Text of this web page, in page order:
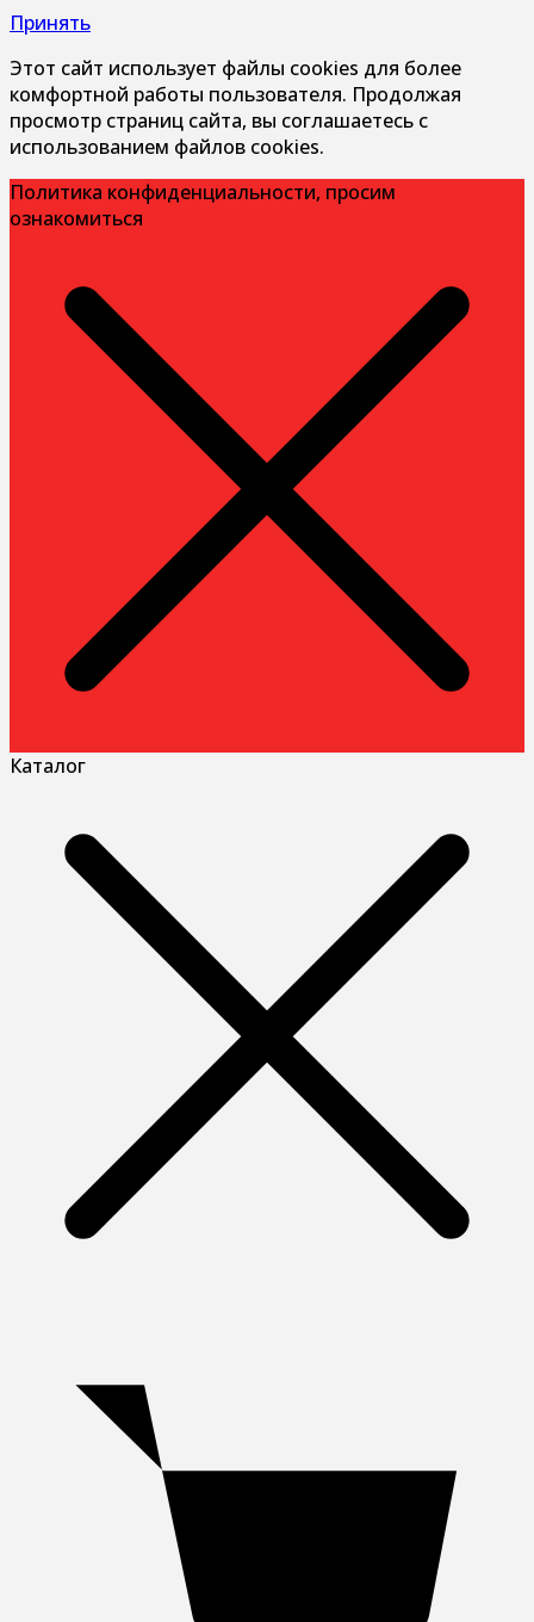
Принять
Этот сайт использует файлы cookies для более
комфортной работы пользователя. Продолжая
просмотр страниц сайта, вы соглашаетесь с
использованием файлов cookies.
Политика конфиденциальности, просим
ознакомиться
Каталог